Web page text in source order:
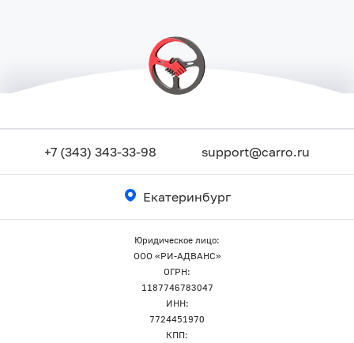
+7 (343) 343-33-98 support@carro.ru
Екатеринбург
Юридическое лицо:
ООО «РИ-АДВАНС»
ОГРН:
1187746783047
ИНН:
7724451970
КПП: